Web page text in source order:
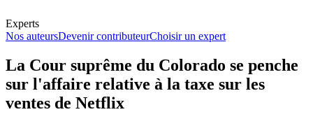
Experts
Nos auteursDevenir contributeurChoisir un expert
En savoir plus sur la fiscalité
La Cour suprême du Colorado se penche
sur l'affaire relative à la taxe sur les
ventes de Netflix